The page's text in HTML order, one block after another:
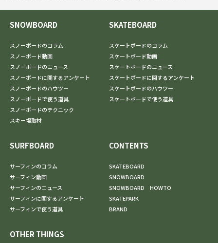
SNOWBOARD
スノーボードのコラム
スノーボード動画
スノーボードのニュース
スノーボードに関するアンケート
スノーボードのハウツー
スノーボードで使う道具
スノーボードのテクニック
スキー場取材
SKATEBOARD
スケートボードのコラム
スケートボード動画
スケートボードのニュース
スケートボードに関するアンケート
スケートボードのハウツー
スケートボードで使う道具
SURFBOARD
サーフィンのコラム
サーフィン動画
サーフィンのニュース
サーフィンに関するアンケート
サーフィンで使う道具
CONTENTS
SKATEBOARD
SNOWBOARD
SNOWBOARD HOWTO
SKATEPARK
BRAND
OTHER THINGS